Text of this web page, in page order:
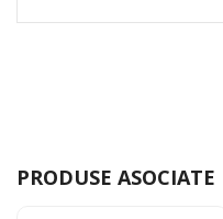
PRODUSE ASOCIATE